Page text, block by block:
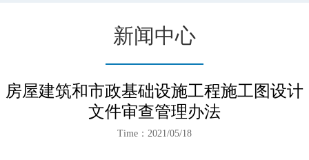
新闻中心
房屋建筑和市政基础设施工程施工图设计
文件审查管理办法
Time：2021/05/18